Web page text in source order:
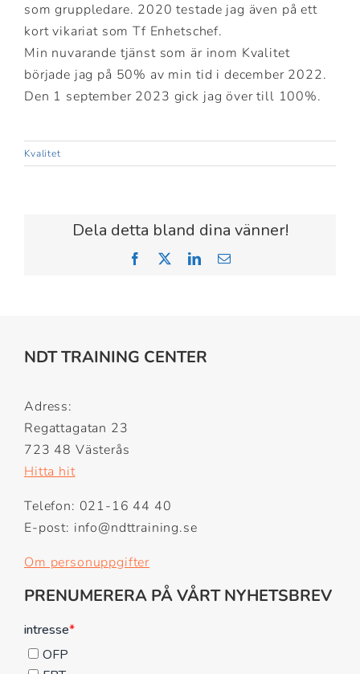
som gruppledare. 2020 testade jag även på ett
kort vikariat som Tf Enhetschef.
Min nuvarande tjänst som är inom Kvalitet
började jag på 50% av min tid i december 2022.
Den 1 september 2023 gick jag över till 100%.
Kvalitet
Dela detta bland dina vänner!
Facebook LinkedIn
Email
NDT TRAINING CENTER
Adress:
Regattagatan 23
723 48 Västerås
Hitta hit
Telefon: 021-16 44 40
E-post: info@ndttraining.se
Om personuppgifter
PRENUMERERA PÅ VÅRT NYHETSBREV